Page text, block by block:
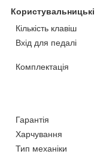
Користувальницькі
Кількість клавіш
Вхід для педалі
Комплектація
Гарантія
Харчування
Тип механіки